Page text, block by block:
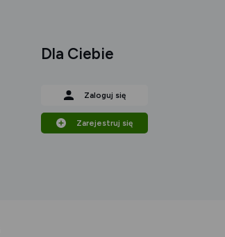
Dla Ciebie
Zaloguj się
Zarejestruj się